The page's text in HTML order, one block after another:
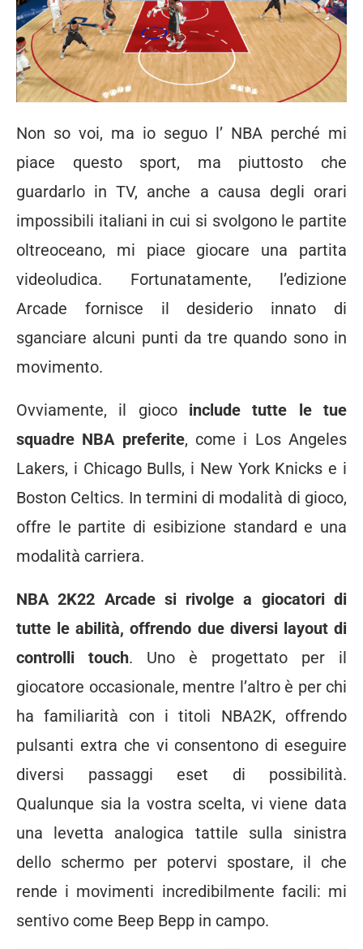
Non so voi, ma io seguo l’ NBA perché mi
piace questo sport, ma piuttosto che
guardarlo in TV, anche a causa degli orari
impossibili italiani in cui si svolgono le partite
oltreoceano, mi piace giocare una partita
videoludica. Fortunatamente, l’edizione
Arcade fornisce il desiderio innato di
sganciare alcuni punti da tre quando sono in
movimento.
Ovviamente, il gioco include tutte le tue
squadre NBA preferite, come i Los Angeles
Lakers, i Chicago Bulls, i New York Knicks e i
Boston Celtics. In termini di modalità di gioco,
offre le partite di esibizione standard e una
modalità carriera.
NBA 2K22 Arcade si rivolge a giocatori di
tutte le abilità, offrendo due diversi layout di
controlli touch. Uno è progettato per il
giocatore occasionale, mentre l’altro è per chi
ha familiarità con i titoli NBA2K, offrendo
pulsanti extra che vi consentono di eseguire
diversi passaggi eset di possibilità.
Qualunque sia la vostra scelta, vi viene data
una levetta analogica tattile sulla sinistra
dello schermo per potervi spostare, il che
rende i movimenti incredibilmente facili: mi
sentivo come Beep Bepp in campo.